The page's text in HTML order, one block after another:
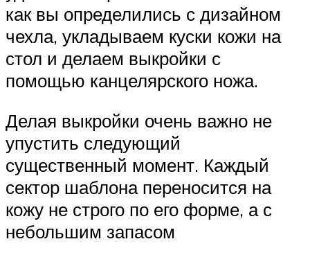
как вы определились с дизайном
чехла, укладываем куски кожи на
стол и делаем выкройки с
помощью канцелярского ножа.
Делая выкройки очень важно не
упустить следующий
существенный момент. Каждый
сектор шаблона переносится на
кожу не строго по его форме, а с
небольшим запасом